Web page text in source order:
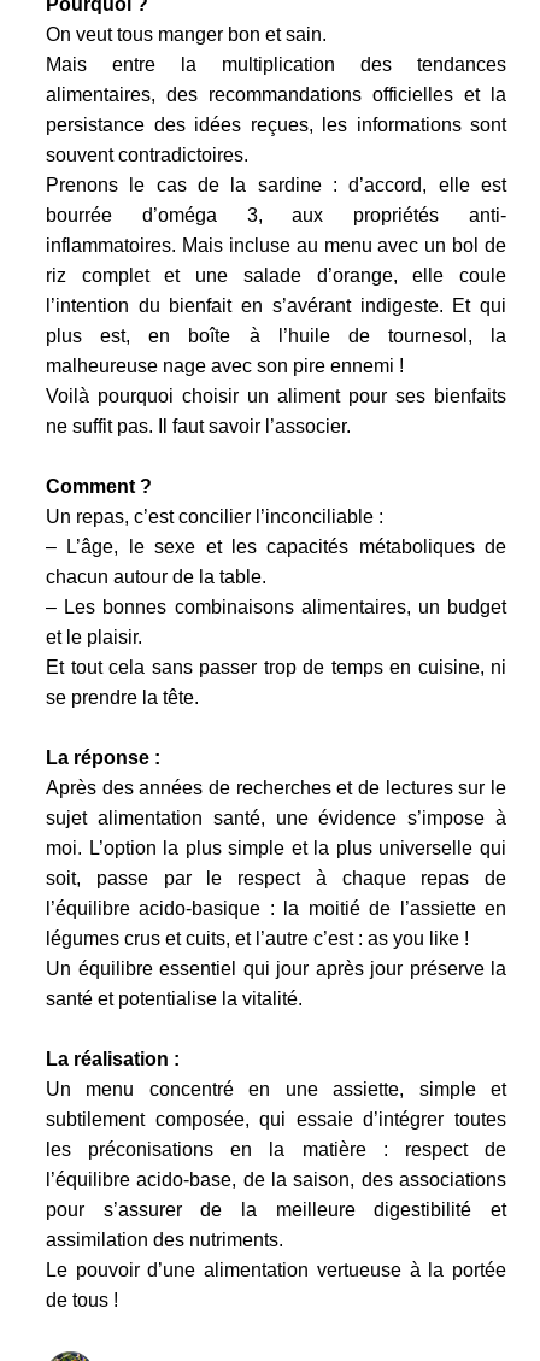
On veut tous manger bon et sain.
Mais entre la multiplication des tendances
alimentaires, des recommandations officielles et la
persistance des idées reçues, les informations sont
souvent contradictoires.
Prenons le cas de la sardine : d’accord, elle est
bourrée d’oméga 3, aux propriétés anti-
inflammatoires. Mais incluse au menu avec un bol de
riz complet et une salade d’orange, elle coule
l’intention du bienfait en s’avérant indigeste. Et qui
plus est, en boîte à l’huile de tournesol, la
malheureuse nage avec son pire ennemi !
Voilà pourquoi choisir un aliment pour ses bienfaits
ne suffit pas. Il faut savoir l’associer.
Comment ?
Un repas, c’est concilier l’inconciliable :
– L’âge, le sexe et les capacités métaboliques de
chacun autour de la table.
– Les bonnes combinaisons alimentaires, un budget
et le plaisir.
Et tout cela sans passer trop de temps en cuisine, ni
se prendre la tête.
La réponse :
Après des années de recherches et de lectures sur le
sujet alimentation santé, une évidence s’impose à
moi. L’option la plus simple et la plus universelle qui
soit, passe par le respect à chaque repas de
l’équilibre acido-basique : la moitié de l’assiette en
légumes crus et cuits, et l’autre c’est : as you like !
Un équilibre essentiel qui jour après jour préserve la
santé et potentialise la vitalité.
La réalisation :
Un menu concentré en une assiette, simple et
subtilement composée, qui essaie d’intégrer toutes
les préconisations en la matière : respect de
l’équilibre acido-base, de la saison, des associations
pour s’assurer de la meilleure digestibilité et
assimilation des nutriments.
Le pouvoir d’une alimentation vertueuse à la portée
de tous !